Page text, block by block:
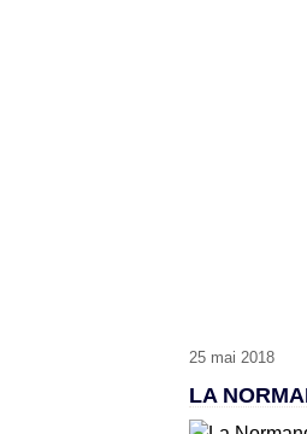
25 mai 2018
LA